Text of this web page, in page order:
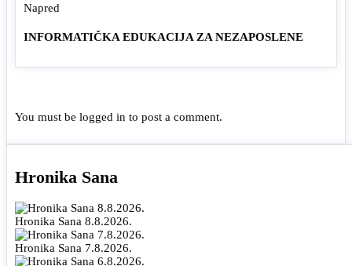
Napred
INFORMATIČKA EDUKACIJA ZA NEZAPOSLENE
You must be logged in to post a comment.
Hronika Sana
Hronika Sana 8.8.2026.
Hronika Sana 7.8.2026.